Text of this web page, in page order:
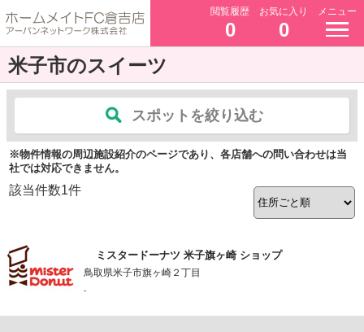
閲覧履歴
0
お気に入り
0
メニュー
米子市のスイーツ
スポットを絞り込む
※物件情報の周辺施設紹介のページであり、各店舗への問い合わせは当
社では対応できません。
該当件数1件
ミスタードーナツ 米子旗ヶ崎 ショップ
鳥取県米子市旗ヶ崎２丁目
-